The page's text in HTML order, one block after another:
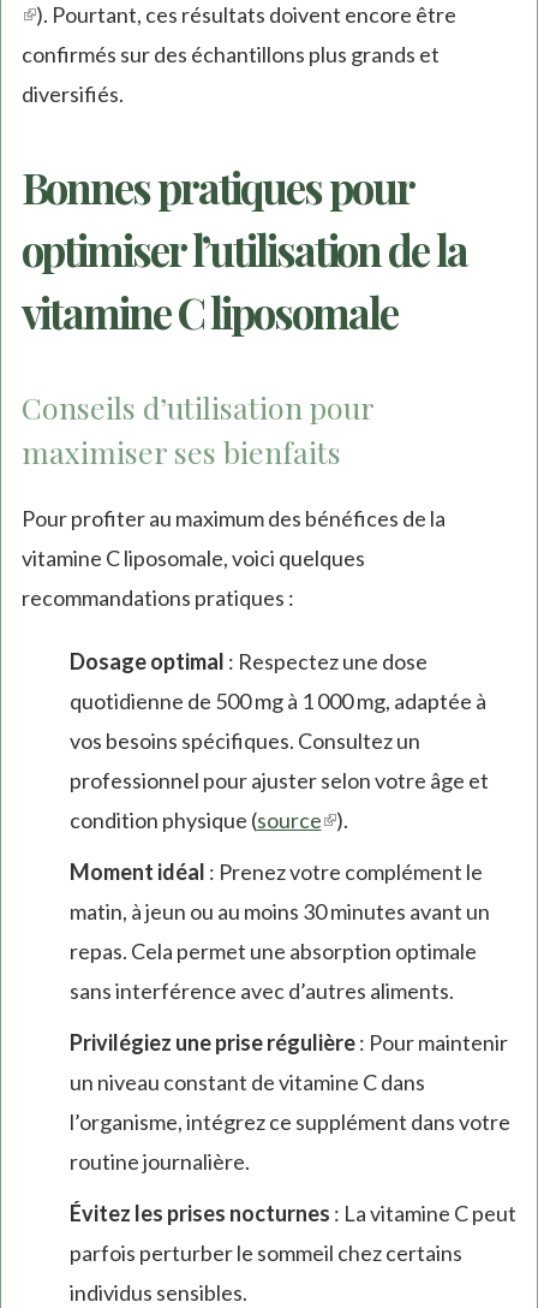
(link
is
external)
). Pourtant, ces résultats doivent encore être
confirmés sur des échantillons plus grands et
diversifiés.
Bonnes pratiques pour
optimiser l’utilisation de la
vitamine C liposomale
Conseils d’utilisation pour
maximiser ses bienfaits
Pour profiter au maximum des bénéfices de la
vitamine C liposomale, voici quelques
recommandations pratiques :
Dosage optimal : Respectez une dose
quotidienne de 500 mg à 1 000 mg, adaptée à
vos besoins spécifiques. Consultez un
professionnel pour ajuster selon votre âge et
condition physique (source(link
external)
).
Moment idéal : Prenez votre complément le
matin, à jeun ou au moins 30 minutes avant un
repas. Cela permet une absorption optimale
sans interférence avec d’autres aliments.
Privilégiez une prise régulière: Pour maintenir
un niveau constant de vitamine C dans
l’organisme, intégrez ce supplément dans votre
routine journalière.
Évitez les prises nocturnes : La vitamine C peut
parfois perturber le sommeil chez certains
individus sensibles.